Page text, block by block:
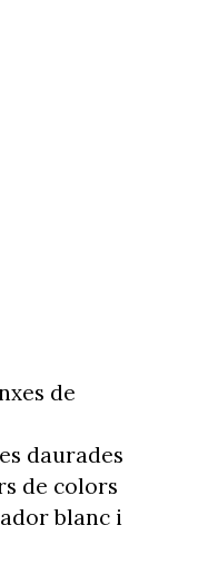
de
daurades
de colors
blanc i